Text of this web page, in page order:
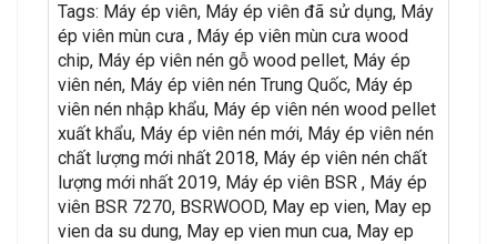
Tags: Máy ép viên, Máy ép viên đã sử dụng, Máy
ép viên mùn cưa , Máy ép viên mùn cưa wood
chip, Máy ép viên nén gỗ wood pellet, Máy ép
viên nén, Máy ép viên nén Trung Quốc, Máy ép
viên nén nhập khẩu, Máy ép viên nén wood pellet
xuất khẩu, Máy ép viên nén mới, Máy ép viên nén
chất lượng mới nhất 2018, Máy ép viên nén chất
lượng mới nhất 2019, Máy ép viên BSR , Máy ép
viên BSR 7270, BSRWOOD, May ep vien, May ep
vien da su dung, May ep vien mun cua, May ep